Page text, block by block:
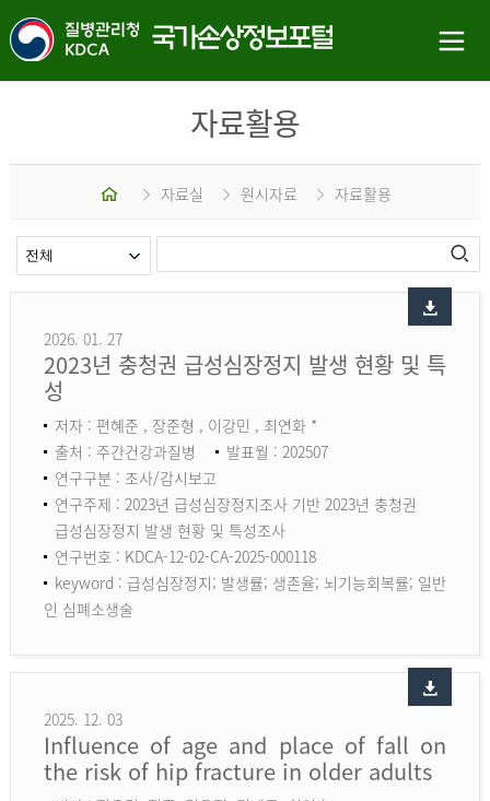
자료활용
홈 자료실 원시자료 자료활용
2026. 01. 27
2023년 충청권 급성심장정지 발생 현황 및 특
성
저자 : 편혜준 , 장준형 , 이강민 , 최연화 *
출처 : 주간건강과질병
발표월 : 202507
연구구분 : 조사/감시보고
연구주제 : 2023년 급성심장정지조사 기반 2023년 충청권
급성심장정지 발생 현황 및 특성조사
연구번호 : KDCA-12-02-CA-2025-000118
keyword : 급성심장정지; 발생률; 생존율; 뇌기능회복률; 일반
인 심폐소생술
2025. 12. 03
Influence of age and place of fall on
the risk of hip fracture in older adults